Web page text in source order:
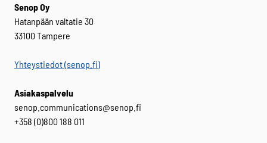
Senop Oy
Hatanpään valtatie 30
33100 Tampere
Yhteystiedot (senop.fi)
Asiakaspalvelu
senop.communications@senop.fi
+358 (0)800 188 011